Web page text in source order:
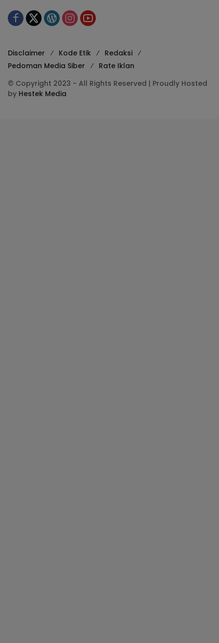
Disclaimer Kode Etik
Redaksi
Pedoman Media Siber
Rate Iklan
© Copyright 2023 - All Rights Reserved | Proudly Hosted
by Hestek Media